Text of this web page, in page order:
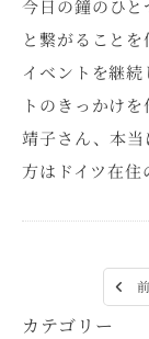
カテゴリー
今日の鐘のひ
と繋がること
イベントを継
トのきっかけ
靖子さん、本
方はドイツ在住